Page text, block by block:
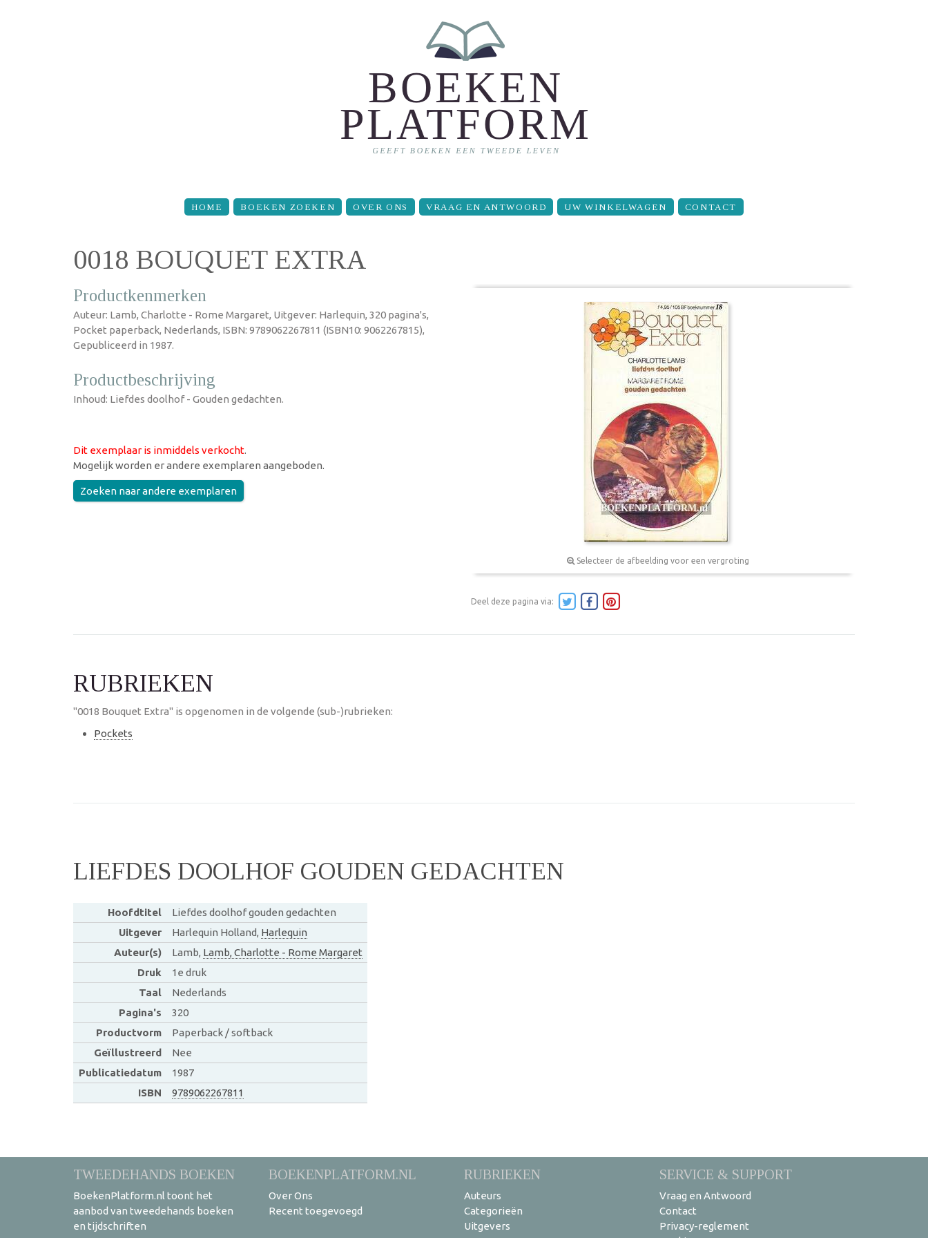
HOME BOEKEN ZOEKEN OVER ONS VRAAG EN ANTWOORD UW WINKELWAGEN CONTACT
0018 BOUQUET EXTRA
Productkenmerken
Auteur: Lamb, Charlotte - Rome Margaret, Uitgever: Harlequin, 320 pagina's,
Pocket paperback, Nederlands, ISBN: 9789062267811 (ISBN10: 9062267815),
Gepubliceerd in 1987.
Productbeschrijving
Inhoud: Liefdes doolhof - Gouden gedachten.
Dit exemplaar is inmiddels verkocht.
Mogelijk worden er andere exemplaren aangeboden.
Zoeken naar andere exemplaren
Selecteer de afbeelding voor een vergroting
Deel deze pagina via:
RUBRIEKEN
"0018 Bouquet Extra" is opgenomen in de volgende (sub-)rubrieken:
Pockets
LIEFDES DOOLHOF GOUDEN GEDACHTEN
Hoofdtitel
Liefdes doolhof gouden gedachten
Uitgever
Harlequin Holland, Harlequin
Auteur(s)
Lamb, Lamb, Charlotte - Rome Margaret
Druk
1e druk
Taal
Nederlands
Pagina's
320
Productvorm
Paperback / softback
Geïllustreerd
Nee
Publicatiedatum
1987
ISBN
9789062267811
TWEEDEHANDS BOEKEN
BoekenPlatform.nl toont het
aanbod van tweedehands boeken
en tijdschriften
BOEKENPLATFORM.NL
Over Ons
Recent toegevoegd
RUBRIEKEN
Auteurs
Categorieën
Uitgevers
SERVICE & SUPPORT
Vraag en Antwoord
Contact
Privacy-reglement